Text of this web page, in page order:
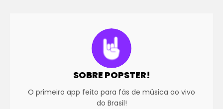
SOBRE POPSTER!
O primeiro app feito para fãs de música ao vivo
do Brasil!